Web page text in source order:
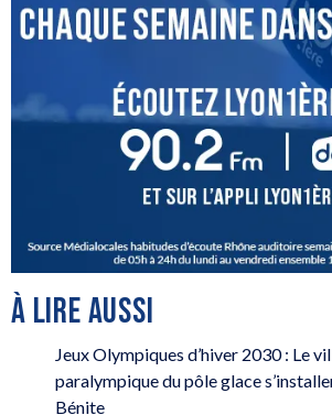
À LIRE AUSSI
Jeux Olympiques d’hiver 2030 : Le
paralympique du pôle glace
Bénite